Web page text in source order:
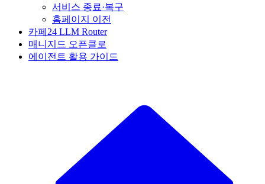
서비스 종료·복구
홈페이지 이전
카페24 LLM Router
매니지드 오픈클로
에이전트 활용 가이드